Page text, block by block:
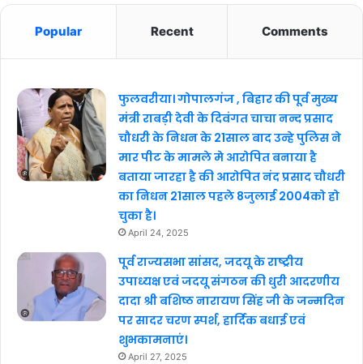
Popular Recent Comments
फुलवरीया। गोपालगंज , बिहार की पूर्व मुख्य
मंत्री राबड़ी देवी के दिवंगत चाचा नन्द प्रसाद
चौधरी के निधन के 21साल बाद उन्हे पुलिस ने
मार पीट के मामले मे आरोपित बनाया है
बताया जारहा है की आरोपित नंद प्रसाद चौधरी
का निधन 21साल पहले 8जुलाई 2004को हो
चुका है।
April 24, 2025
पूर्व राज्यसभा सांसद, जदयू के राष्ट्रीय
उपाध्यक्ष एवं जदयू संगठन की धुरी आदरणीय
दादा श्री बशिष्ठ नारायण सिंह जी के जन्मदिन
पर सादर चरण स्पर्श, हार्दिक बधाई एवं
शुभकामनाएं।
April 27, 2025